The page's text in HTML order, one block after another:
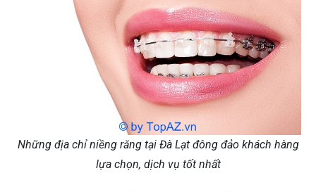
Những địa chỉ niềng răng tại Đà Lạt đông đảo khách hàng
lựa chọn, dịch vụ tốt nhất